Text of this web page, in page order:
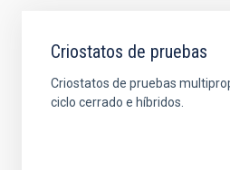
Criostatos de pruebas
Criostatos de pruebas
ciclo cerrado e híbridos.